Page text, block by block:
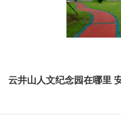
云井山人文纪念园在哪里